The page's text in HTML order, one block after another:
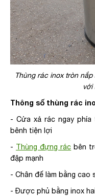
Thùng rác inox tròn
với
Thông số thùng rác
- Cửa xả rác ngay
bênh tiện lợi
- Thùng đựng rác bên
đập mạnh
- Chân đế làm bằng
- Được phủ bằng inox